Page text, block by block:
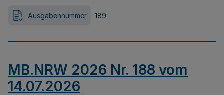
Ausgabennummer 189
MB.NRW 2026 Nr. 188 vom
14.07.2026